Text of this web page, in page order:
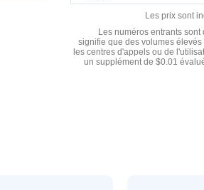
Les prix sont
Les numéros entrants
signifie que des volumes
les centres d'appels ou de
un supplément de $0.01